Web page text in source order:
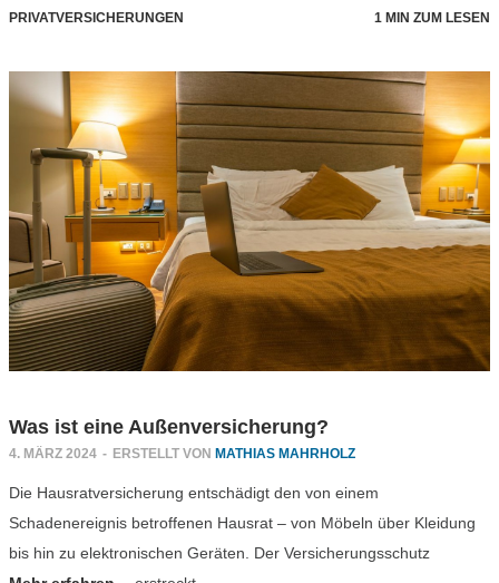
PRIVATVERSICHERUNGEN 1 MIN ZUM LESEN
Was ist eine Außenversicherung?
4. MÄRZ 2024 - ERSTELLT VON MATHIAS MAHRHOLZ
Die Hausratversicherung entschädigt den von einem
Schadenereignis betroffenen Hausrat – von Möbeln über Kleidung
bis hin zu elektronischen Geräten. Der Versicherungsschutz